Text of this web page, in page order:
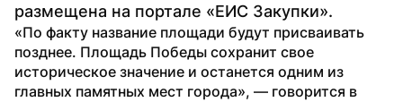
размещена на портале «ЕИС Закупки».
«По факту название площади будут присваивать
позднее. Площадь Победы сохранит свое
историческое значение и останется одним из
главных памятных мест города», — говорится в